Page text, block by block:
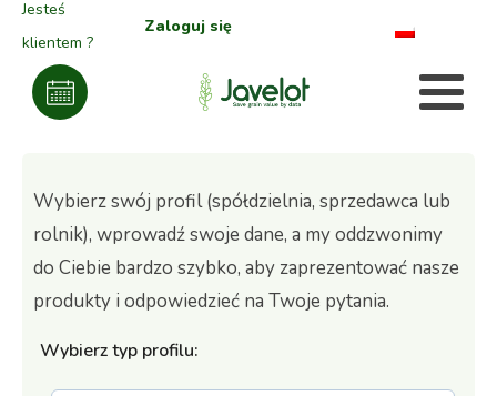
Jesteś
klientem ?
Zaloguj się
Wybierz swój profil (spółdzielnia, sprzedawca lub
rolnik), wprowadź swoje dane, a my oddzwonimy
do Ciebie bardzo szybko, aby zaprezentować nasze
produkty i odpowiedzieć na Twoje pytania.
Wybierz typ profilu: